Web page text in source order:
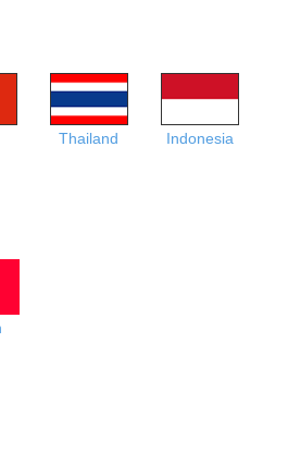
Thailand Indonesia